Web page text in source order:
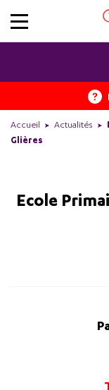
Accueil Actualités
Glières
Ecole